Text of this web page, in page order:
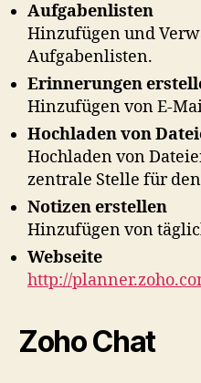
Aufgabenlisten
Hinzufügen und
Aufgabenlisten.
Erinnerungen
Hinzufügen von E-
Hochladen von
Hochladen von
zentrale Stelle für
Notizen erstellen
Hinzufügen von
Webseite
http://
Zoho Chat